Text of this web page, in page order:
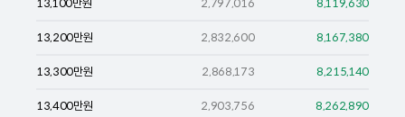
13,100만원 2,797,016 8,119,630
13,200만원 2,832,600 8,167,380
13,300만원 2,868,173 8,215,140
13,400만원 2,903,756 8,262,890